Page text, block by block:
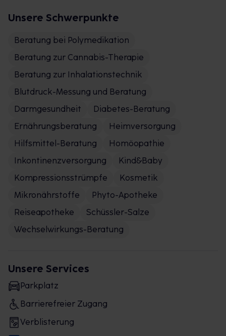
Unsere Schwerpunkte
Beratung bei Polymedikation
Beratung zur Cannabis-Therapie
Beratung zur Inhalationstechnik
Blutdruck-Messung und Beratung
Darmgesundheit
Diabetes-Beratung
Ernährungsberatung
Heimversorgung
Hilfsmittel-Beratung
Homöopathie
Inkontinenzversorgung
Kind&Baby
Kompressionsstrümpfe
Kosmetik
Mikronährstoffe
Phyto-Apotheke
Reiseapotheke
Schüssler-Salze
Wechselwirkungs-Beratung
Unsere Services
Parkplatz
Barrierefreier Zugang
Verblisterung